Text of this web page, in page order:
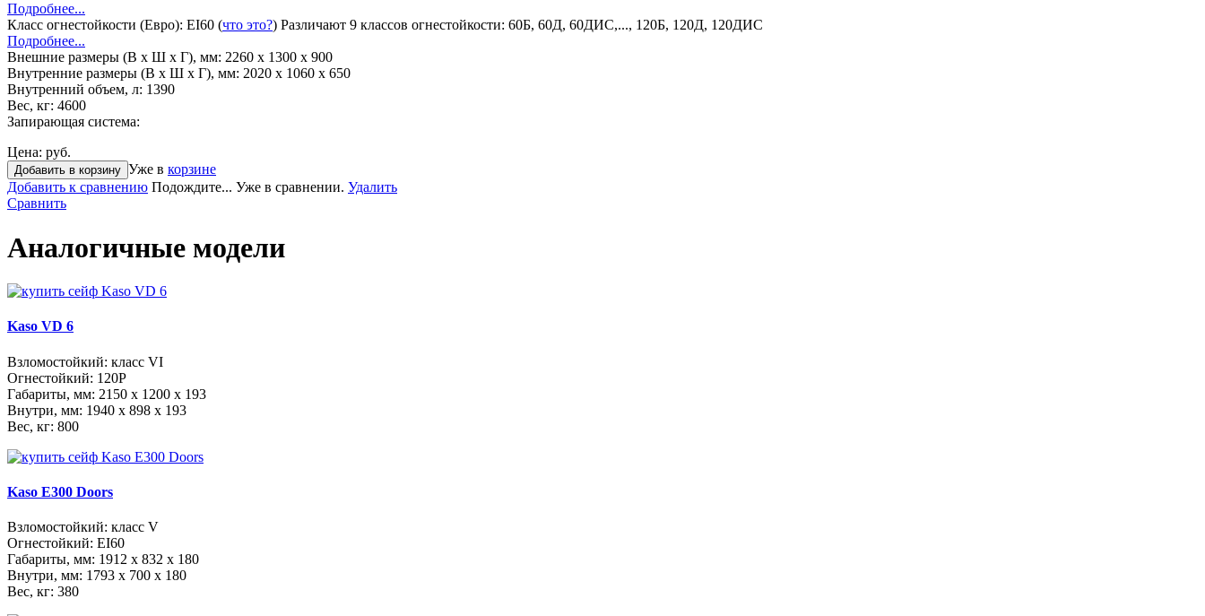
Подробнее...
Класс огнестойкости (Евро): EI60 (что это?) Различают 9 классов огнестойкости: 60Б, 60Д, 60ДИС,..., 120Б, 120Д, 120ДИС
Подробнее...
Внешние размеры (В х Ш х Г), мм: 2260 x 1300 x 900
Внутренние размеры (В х Ш х Г), мм: 2020 x 1060 x 650
Внутренний объем, л: 1390
Вес, кг: 4600
Запирающая система:
Цена: руб.
Добавить в корзину Уже в корзине
Добавить к сравнению Подождите... Уже в сравнении. Удалить
Сравнить
Аналогичные модели
Kaso VD 6
Взломостойкий: класс VI
Огнестойкий: 120Р
Габариты, мм: 2150 x 1200 x 193
Внутри, мм: 1940 x 898 x 193
Вес, кг: 800
Kaso E300 Doors
Взломостойкий: класс V
Огнестойкий: EI60
Габариты, мм: 1912 x 832 x 180
Внутри, мм: 1793 x 700 x 180
Вес, кг: 380